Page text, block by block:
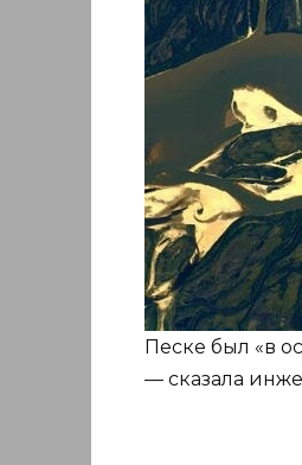
Песке был «в
— сказала